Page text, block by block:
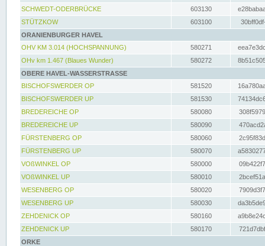
SCHWEDT-ODERBRÜCKE
603130
STÜTZKOW
603100
ORANIENBURGER HAVEL
OHV KM 3.014 (HOCHSPANNUNG)
580271
OHv km 1.467 (Blaues Wunder)
580272
OBERE HAVEL-WASSERSTRASSE
BISCHOFSWERDER OP
581520
BISCHOFSWERDER UP
581530
BREDEREICHE OP
580080
BREDEREICHE UP
580090
FÜRSTENBERG OP
580060
FÜRSTENBERG UP
580070
VOßWINKEL OP
580000
VOßWINKEL UP
580010
WESENBERG OP
580020
WESENBERG UP
580030
ZEHDENICK OP
580160
ZEHDENICK UP
580170
ORKE